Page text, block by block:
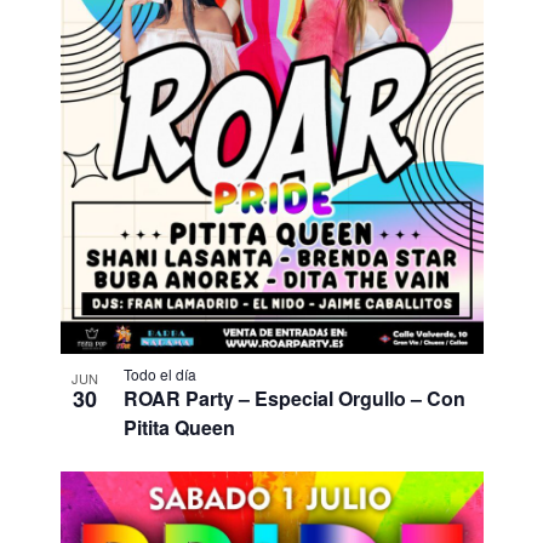
JUN
30
ROAR Party – Especial Orgullo – Con
Pitita Queen
Todo el día